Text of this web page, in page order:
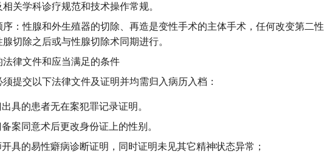
关学科诊疗规范和技术操作常规。
：性腺和外生殖器的切除、再造是变性手术的主体手术，任何改变第二性
切除之后或与性腺切除术同期进行。
律文件和应当满足的条件
提交以下法律文件及证明并均需归入病历入档：
具的患者无在案犯罪记录证明。
案同意术后更改身份证上的性别。
具的易性癖病诊断证明，同时证明未见其它精神状态异常；